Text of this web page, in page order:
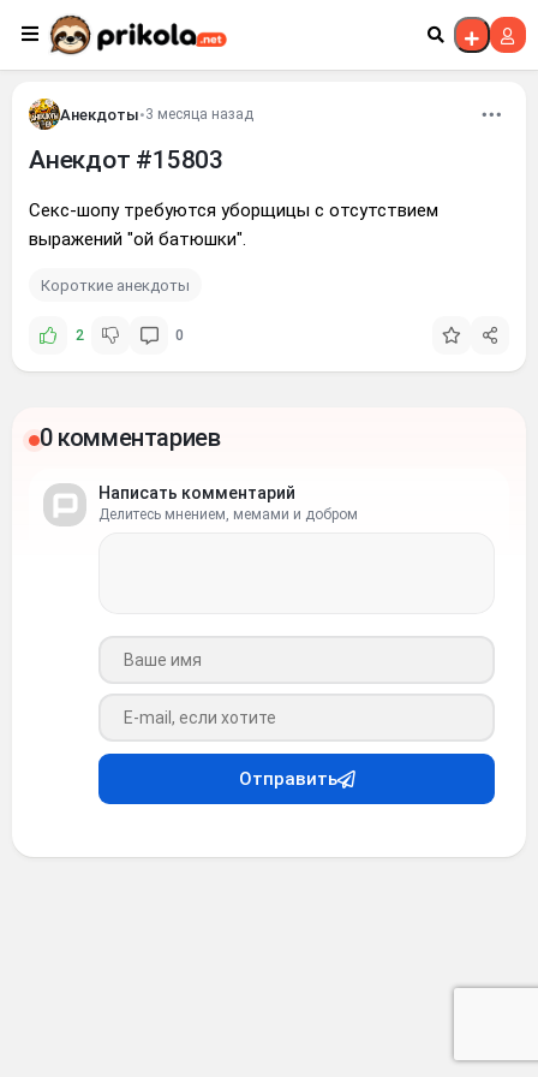
Перейти к контенту
Анекдоты•3 месяца назад
Анекдот #15803
Cекc-шопу требуются уборщицы с отсутствием
выражений "ой батюшки".
Короткие анекдоты
2 0
0 комментариев
Написать комментарий
Делитесь мнением, мемами и добром
Ваше имя
Ваш e-mail
Отправить